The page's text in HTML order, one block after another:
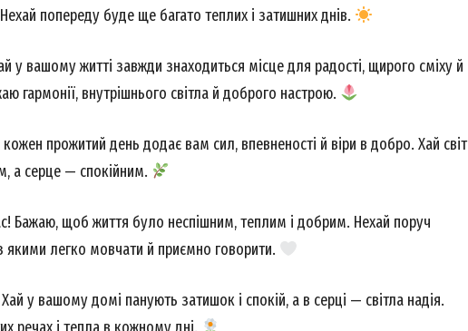
Magazine PRO
Company
My account
попереду буде ще багато теплих і затишних днів.
у вашому житті завжди знаходиться місце для радості, щирого сміху й
гармонії, внутрішнього світла й доброго настрою.
кожен прожитий день додає вам сил, впевненості й віри в добро. Хай світ
а серце — спокійним.
Бажаю, щоб життя було неспішним, теплим і добрим. Нехай поруч
легко мовчати й приємно говорити.
у вашому домі панують затишок і спокій, а в серці — світла надія.